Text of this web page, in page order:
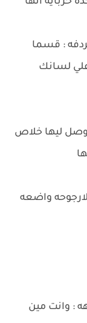
: قسما
علي لسانك
وصل ليها خلاص
واضعه
: وانت مين